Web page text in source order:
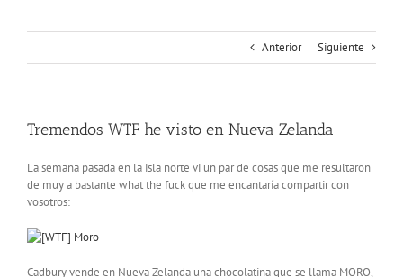
Anterior Siguiente
Tremendos WTF he visto en Nueva Zelanda
La semana pasada en la isla norte vi un par de cosas que me resultaron
de muy a bastante what the fuck que me encantaría compartir con
vosotros:
Cadbury vende en Nueva Zelanda una chocolatina que se llama MORO,